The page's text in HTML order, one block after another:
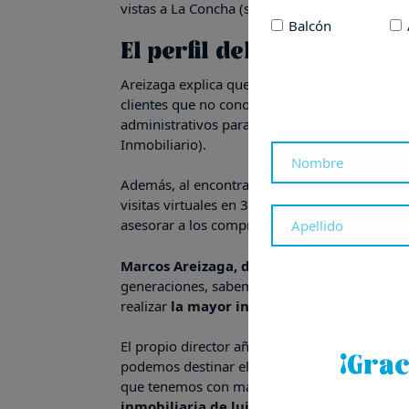
vistas a La Concha (situados en las calles
El perfil del comprador
Areizaga explica que, en el caso de los
clientes que no conocen el mercado, la
administrativos para obtener el NIE) y
Inmobiliario).
Además, al encontrarse en el extranjero, es
visitas virtuales en 3D, contar con el apoyo
asesorar a los compradores con
Marcos Areizaga, director de
generaciones, sabemos que para vender
realizar la mayor inversión en un plan de
El propio director añade que «nacimos en
podemos destinar el 100 % de nuestros
que tenemos con más de 100.000 portales
Balcón